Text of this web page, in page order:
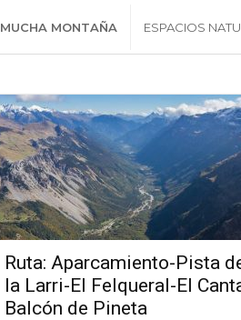
MUCHA MONTAÑA ESPACIOS
Ruta: Aparcamiento-Pista
la Larri-El Felqueral-El
Balcón de Pineta